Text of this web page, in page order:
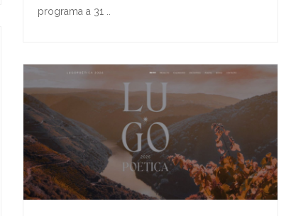
programa a 31 ..